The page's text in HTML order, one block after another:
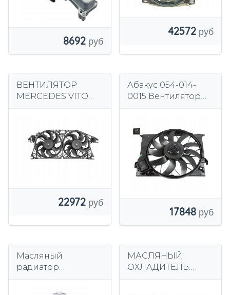
8692
42572
ВЕНТИЛЯТОР
MERCEDES VITO
0130303325
22972
Абакус 054-014-
0015 Вентилятор
17848
Масляный
радиатор
C209 CLS C219 C
МАСЛЯНЫЙ
ОХЛАДИТЕЛЬ